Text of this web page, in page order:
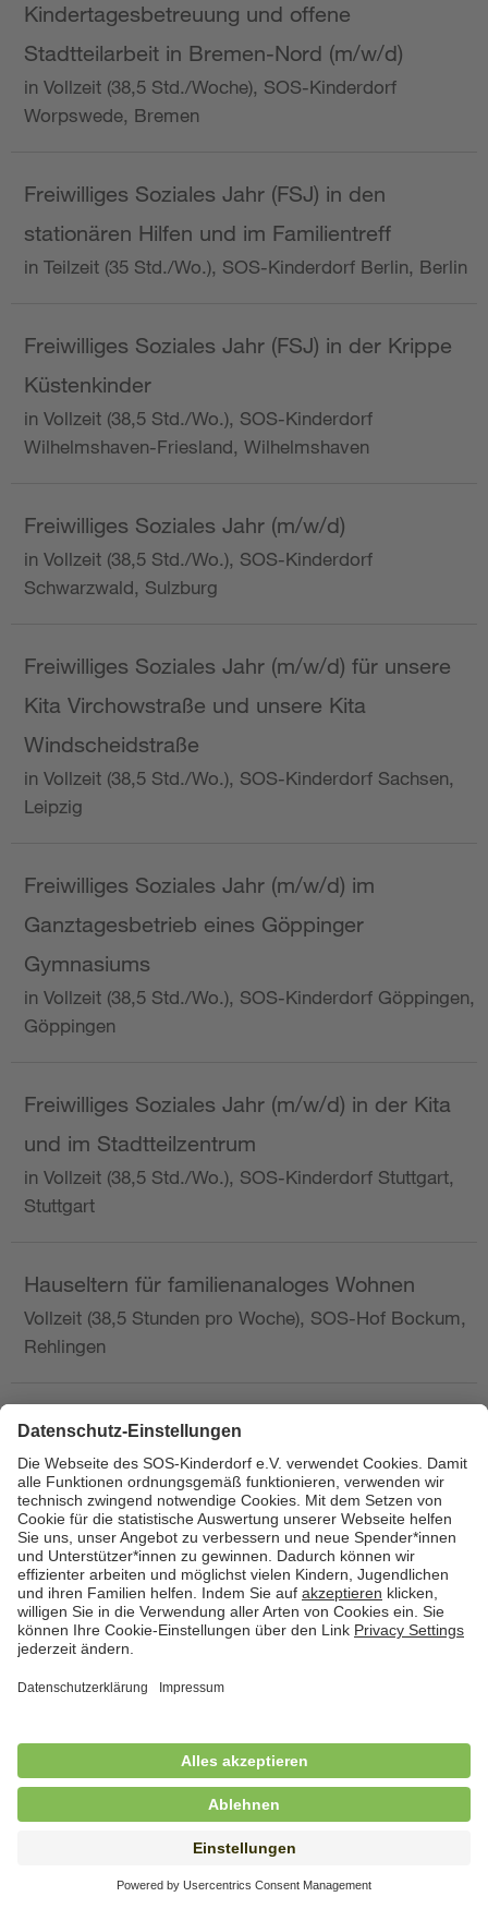
Kindertagesbetreuung und offene
Stadtteilarbeit in Bremen-Nord (m/w/d)
in Vollzeit (38,5 Std./Woche), SOS-Kinderdorf
Worpswede, Bremen
Freiwilliges Soziales Jahr (FSJ) in den
stationären Hilfen und im Familientreff
in Teilzeit (35 Std./Wo.), SOS-Kinderdorf Berlin, Berlin
Freiwilliges Soziales Jahr (FSJ) in der Krippe
Küstenkinder
in Vollzeit (38,5 Std./Wo.), SOS-Kinderdorf
Wilhelmshaven-Friesland, Wilhelmshaven
Freiwilliges Soziales Jahr (m/w/d)
in Vollzeit (38,5 Std./Wo.), SOS-Kinderdorf
Schwarzwald, Sulzburg
Freiwilliges Soziales Jahr (m/w/d) für unsere
Kita Virchowstraße und unsere Kita
Windscheidstraße
in Vollzeit (38,5 Std./Wo.), SOS-Kinderdorf Sachsen,
Leipzig
Freiwilliges Soziales Jahr (m/w/d) im
Ganztagesbetrieb eines Göppinger
Gymnasiums
in Vollzeit (38,5 Std./Wo.), SOS-Kinderdorf Göppingen,
Göppingen
Freiwilliges Soziales Jahr (m/w/d) in der Kita
und im Stadtteilzentrum
in Vollzeit (38,5 Std./Wo.), SOS-Kinderdorf Stuttgart,
Stuttgart
Hauseltern für familienanaloges Wohnen
Vollzeit (38,5 Stunden pro Woche), SOS-Hof Bockum,
Rehlingen
Hauswirtschafterin / Köchin (m/w/d) als
Ausbilderin (m/w/d) im Bereich
Nahrungszubereitung
in Vollzeit (38,5 Std./Wo.), SOS-Kinderdorf
Saarbrücken, Saarbrücken
Hauswirtschaftskraft (m/w/d)
in Teilzeit (mind. 20 - max. 30 Std./.Wo.), SOS-
Hauswirtschaftskraft (m/w/d)
in unbefristeter Anstellung, Teilzeit (20 Std./Wo.), SOS-
Kinderdorf Dortmund, Hagen